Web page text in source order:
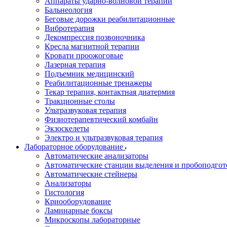
Бальнеология
Беговые дорожки реабилитационные
Вибротерапия
Декомпрессия позвоночника
Кресла магнитной терапии
Кровати проожоговые
Лазерная терапия
Подъемник медицинский
Реабилитационные тренажеры
Текар терапия, контактная диатермия
Тракционные столы
Ультразвуковая терапия
Физиотерапевтический комбайн
Экзоскелеты
Электро и ультразвуковая терапия
Лабораторное оборудование
Автоматические анализаторы
Автоматические станции выделения и
Автоматические стейнеры
Анализаторы
Гистология
Криооборудование
Ламинарные боксы
Микроскопы лабораторные